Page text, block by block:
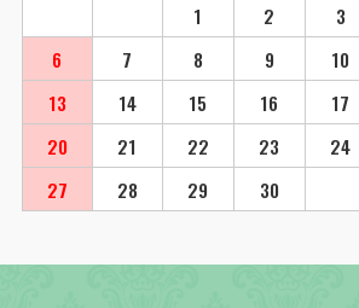
1 2 3
6
7 8 9 10
13
14 15 16 17
20
21 22 23 24
27
28 29 30